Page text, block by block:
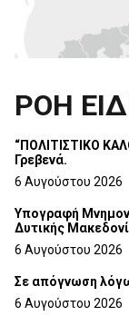
ΡΟΗ
“ΠΟΛΙΤΙΣΤΙΚΟ
Γρεβενά.
6 Αυγούστου 2026
Υπογραφή
Δυτικής
6 Αυγούστου 2026
Σε απόγνωση
6 Αυγούστου 2026